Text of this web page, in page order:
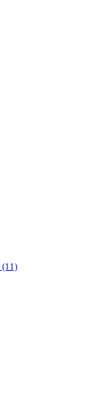
(11)